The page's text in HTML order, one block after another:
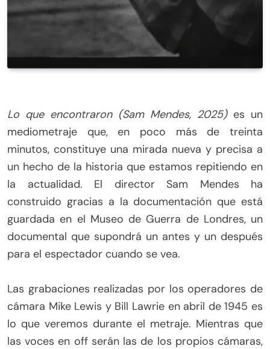
Lo que encontraron (Sam Mendes, 2025) es un
mediometraje que, en poco más de treinta
minutos, constituye una mirada nueva y precisa a
un hecho de la historia que estamos repitiendo en
la actualidad. El director Sam Mendes ha
construido gracias a la documentación que está
guardada en el Museo de Guerra de Londres, un
documental que supondrá un antes y un después
para el espectador cuando se vea.
Las grabaciones realizadas por los operadores de
cámara Mike Lewis y Bill Lawrie en abril de 1945 es
lo que veremos durante el metraje. Mientras que
las voces en off serán las de los propios cámaras,